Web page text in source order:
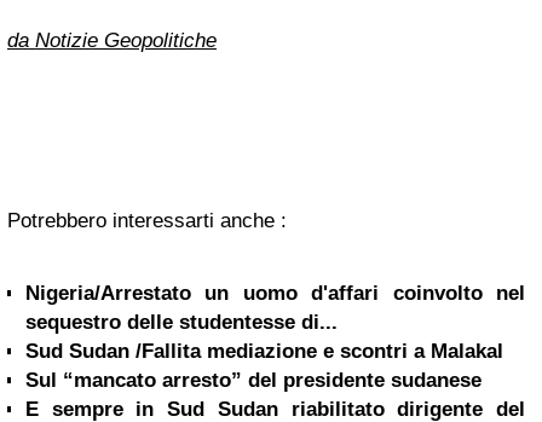
da Notizie Geopolitiche
Potrebbero interessarti anche :
Nigeria/Arrestato un uomo d'affari coinvolto nel
sequestro delle studentesse di...
Sud Sudan /Fallita mediazione e scontri a Malakal
Sul “mancato arresto” del presidente sudanese
E sempre in Sud Sudan riabilitato dirigente del